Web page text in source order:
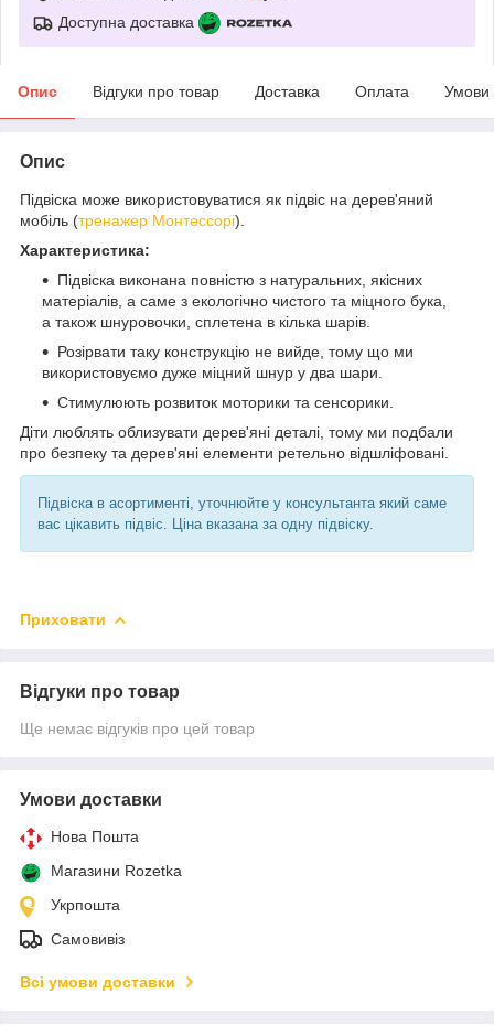
Доступна доставка
Опис Відгуки про товар Доставка Оплата Умови
Опис
Підвіска може використовуватися як підвіс на дерев'яний
мобіль (тренажер Монтессорі).
Характеристика:
Підвіска виконана повністю з натуральних, якісних
матеріалів, а саме з екологічно чистого та міцного бука,
а також шнуровочки, сплетена в кілька шарів.
Розірвати таку конструкцію не вийде, тому що ми
використовуємо дуже міцний шнур у два шари.
Стимулюють розвиток моторики та сенсорики.
Діти люблять облизувати дерев'яні деталі, тому ми подбали
про безпеку та дерев'яні елементи ретельно відшліфовані.
Підвіска в асортименті, уточнюйте у консультанта який саме
вас цікавить підвіс. Ціна вказана за одну підвіску.
Приховати
Відгуки про товар
Ще немає відгуків про цей товар
Умови доставки
Нова Пошта
Магазини Rozetka
Укрпошта
Самовивіз
Всі умови доставки